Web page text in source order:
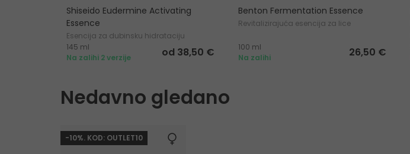
Shiseido Eudermine Activating
Essence
Esencija za dubinsku hidrataciju
145 ml
Na zalihi 2 verzije
od 38,50 €
Benton Fermentation Essence
Revitalizirajuća esencija za lice
100 ml
Na zalihi
26,50 €
Nedavno gledano
-10%. KOD: OUTLET10